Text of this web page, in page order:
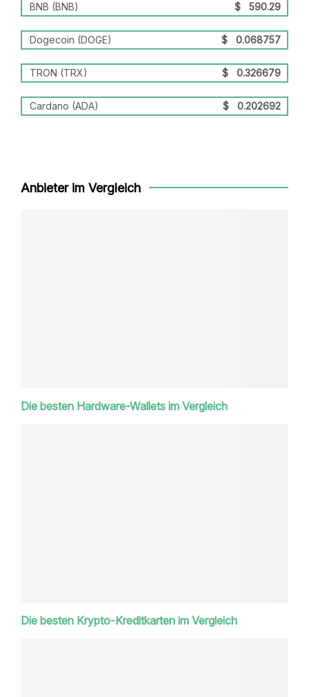
BNB (BNB) $ 590.29
Dogecoin (DOGE) $ 0.068757
TRON (TRX) $ 0.326679
Cardano (ADA) $ 0.202692
Anbieter im Vergleich
Die besten Hardware-Wallets im Vergleich
Die besten Krypto-Kreditkarten im Vergleich